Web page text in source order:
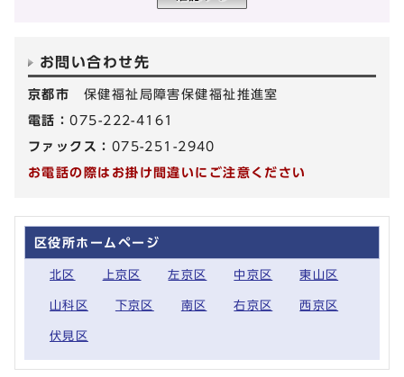
お問い合わせ先
京都市 保健福祉局障害保健福祉推進室
電話：075-222-4161
ファックス： 075-251-2940
お電話の際はお掛け間違いにご注意ください
区役所ホームページ
北区 上京区 左京区 中京区 東山区
山科区 下京区 南区 右京区 西京区
伏見区